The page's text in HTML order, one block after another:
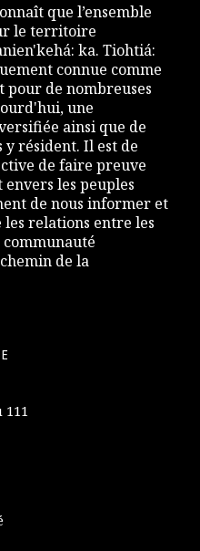
que l’ensemble
le territoire
ka. Tiohtiá:
connue comme
pour de nombreuses
une
ainsi que de
résident. Il est de
de faire preuve
les peuples
de nous informer et
relations entre les
de la